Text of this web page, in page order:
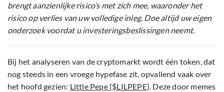
brengt aanzienlijke risico’s met zich mee, waaronder het
risico op verlies van uw volledige inleg. Doe altijd uw eigen
onderzoek voordat u investeringsbeslissingen neemt.
Bij het analyseren van de cryptomarkt wordt één token, dat
nog steeds in een vroege hypefase zit, opvallend vaak over
het hoofd gezien: Little Pepe ($LILPEPE). Deze door memes